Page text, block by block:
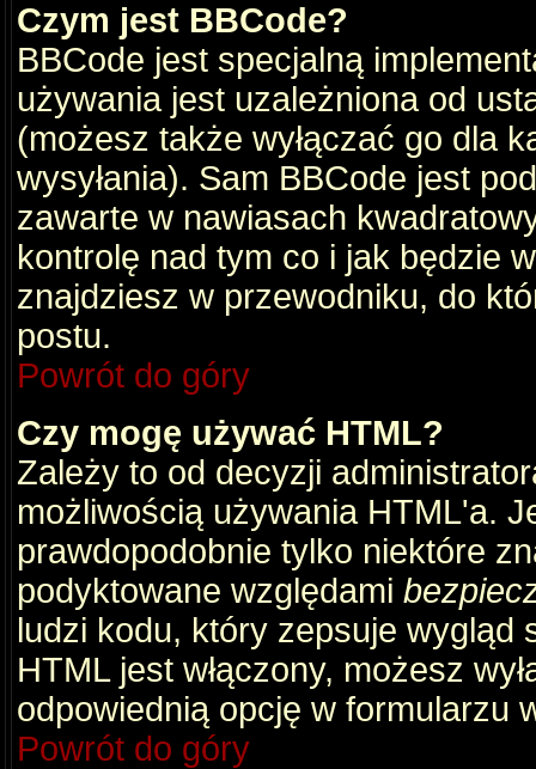
Czym jest BBCode?
BBCode jest specjalną
używania jest uzależniona od
(możesz także wyłączać go dla
wysyłania). Sam BBCode jest
zawarte w nawiasach
kontrolę nad tym co i jak będzie
znajdziesz w przewodniku, do
postu.
Powrót do góry
Czy mogę używać HTML?
Zależy to od decyzji
możliwością używania HTML'a.
prawdopodobnie tylko niektóre
podyktowane względami
ludzi kodu, który zepsuje wygląd
HTML jest włączony, możesz
odpowiednią opcję w formularzu
Powrót do góry